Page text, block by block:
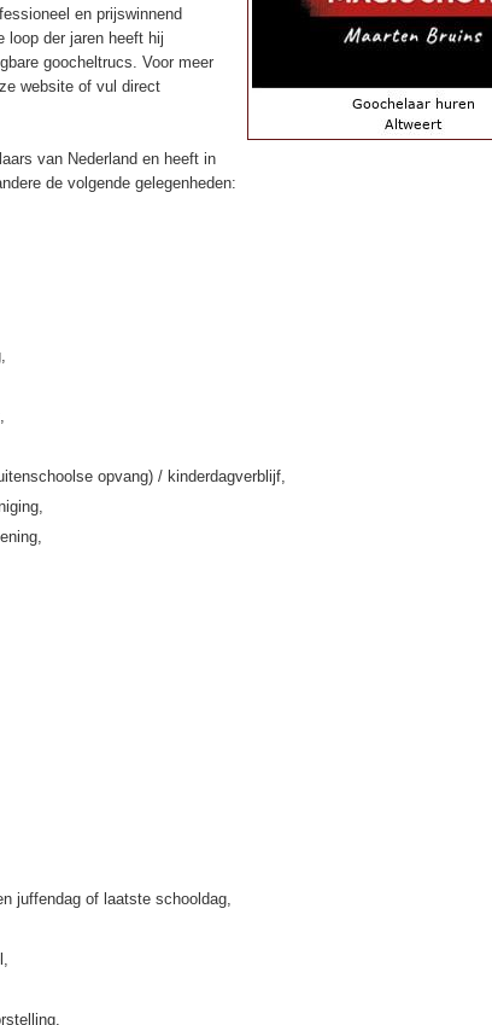
en prijswinnend
loop der jaren heeft hij
goocheltrucs. Voor meer
website of vul direct
van Nederland en heeft in
de volgende gelegenheden:
opvang) / kinderdagverblijf,
juffendag of laatste schooldag,